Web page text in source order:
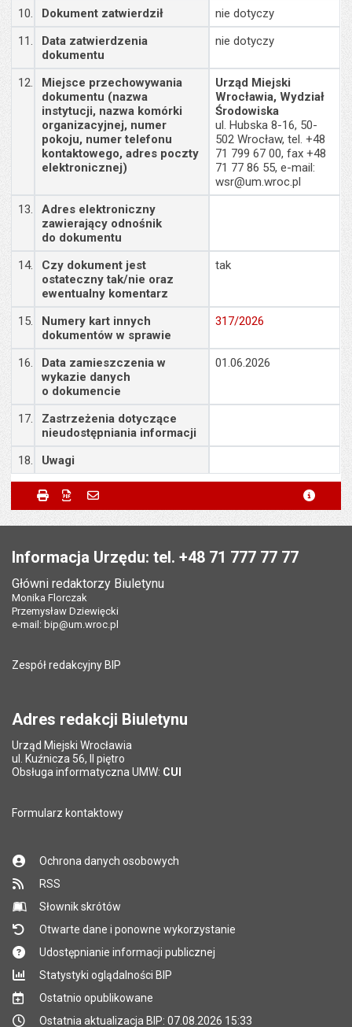
10.
Dokument zatwierdził
nie dotyczy
11.
Data zatwierdzenia
dokumentu
nie dotyczy
12.
Miejsce przechowywania
dokumentu (nazwa
instytucji, nazwa komórki
organizacyjnej, numer
pokoju, numer telefonu
kontaktowego, adres poczty
elektronicznej)
Urząd Miejski
Wrocławia, Wydział
Środowiska
ul. Hubska 8-16, 50-
502 Wrocław, tel. +48
71 799 67 00, fax +48
71 77 86 55, e-mail:
wsr@um.wroc.pl
13.
Adres elektroniczny
zawierający odnośnik
do dokumentu
14.
Czy dokument jest
ostateczny tak/nie oraz
ewentualny komentarz
tak
15.
Numery kart innych
dokumentów w sprawie
317/2026
16.
Data zamieszczenia w
wykazie danych
o dokumencie
01.06.2026
17.
Zastrzeżenia dotyczące
nieudostępniania informacji
18.
Uwagi
Metryczka
Odpowiedzialny za treść:
Małgorzata Demianowicz
Liczba wyświetleń:
Powiadom znajomego
Powiadom znajomego
Twoje imię i nazwisko
Twój adres e-mail Pole wymagane
Tytuł e-mailaPole wymagane
*
Adres e-mail znajomego
Pytanie antyspamowe
*
Pole wymagane
Drukuj Zapisz do PDF
Informacja Urzędu: tel. +48 71 777 77 77
Główni redaktorzy Biuletynu
Monika Florczak
Przemysław Dziewięcki
e-mail: bip@um.wroc.pl
Zespół redakcyjny BIP
Adres redakcji Biuletynu
Urząd Miejski Wrocławia
ul. Kuźnicza 56, II piętro
Obsługa informatyczna UMW: CUI
Formularz kontaktowy
Ochrona danych osobowych
RSS
Słownik skrótów
Otwarte dane i ponowne wykorzystanie
Udostępnianie informacji publicznej
Statystyki oglądalności BIP
Ostatnio opublikowane
Ostatnia aktualizacja BIP: 07.08.2026 15:33